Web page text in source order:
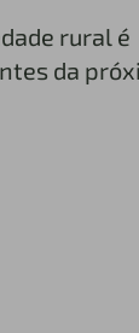
rural é
da